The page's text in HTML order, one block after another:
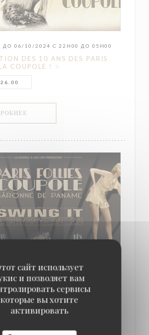
сайт использует
и позволяет вам
сервисы
которые вы хотите
активировать
ДО 06/10/2024 С 22H00 ДО 05H00
DES 10 ANS DES PARIS
COUPOLE ! ✨
ДО 08/09/2024 С 22H00 ДО 05H00
★ NEO GATSBY 1920'S
09/2024